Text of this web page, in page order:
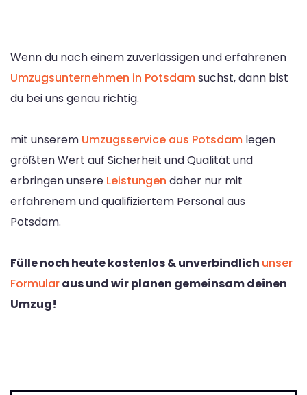
Wenn du nach einem zuverlässigen und erfahrenen
Umzugsunternehmen in Potsdamsuchst, dann bist
du bei uns genau richtig.
mit unserem Umzugsservice aus Potsdam legen
größten Wert auf Sicherheit und Qualität und
erbringen unsere Leistungen daher nur mit
erfahrenem und qualifiziertem Personal aus
Potsdam.
Fülle noch heute kostenlos & unverbindlich unser
Formularaus und wir planen gemeinsam deinen
Umzug!